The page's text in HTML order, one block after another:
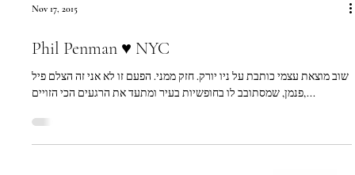
Nov 17, 2015
Phil Penman ♥ NYC
שוב מוצאת עצמי כותבת על ניו יורק. חזק ממני. הפעם זו לא אני זה הצלם פיל